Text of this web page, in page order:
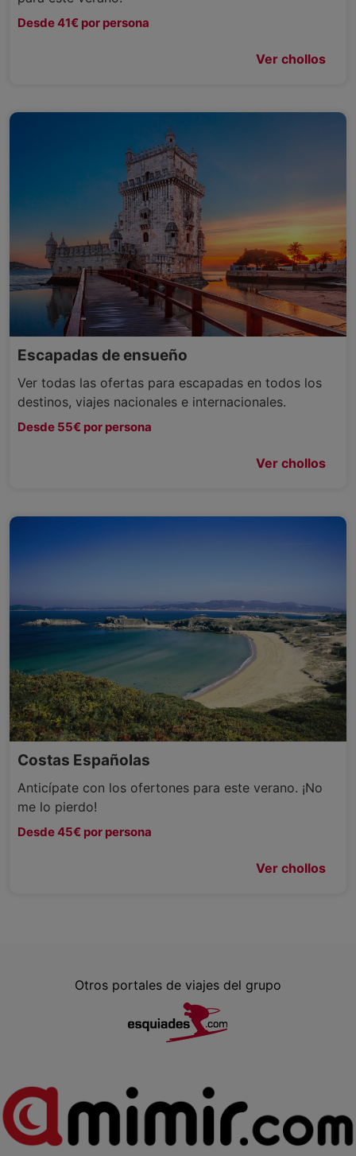
Desde 41€ por persona
Ver chollos
Escapadas de ensueño
Ver todas las ofertas para escapadas en todos los
destinos, viajes nacionales e internacionales.
Desde 55€ por persona
Ver chollos
Costas Españolas
Anticípate con los ofertones para este verano. ¡No
me lo pierdo!
Desde 45€ por persona
Ver chollos
Otros portales de viajes del grupo